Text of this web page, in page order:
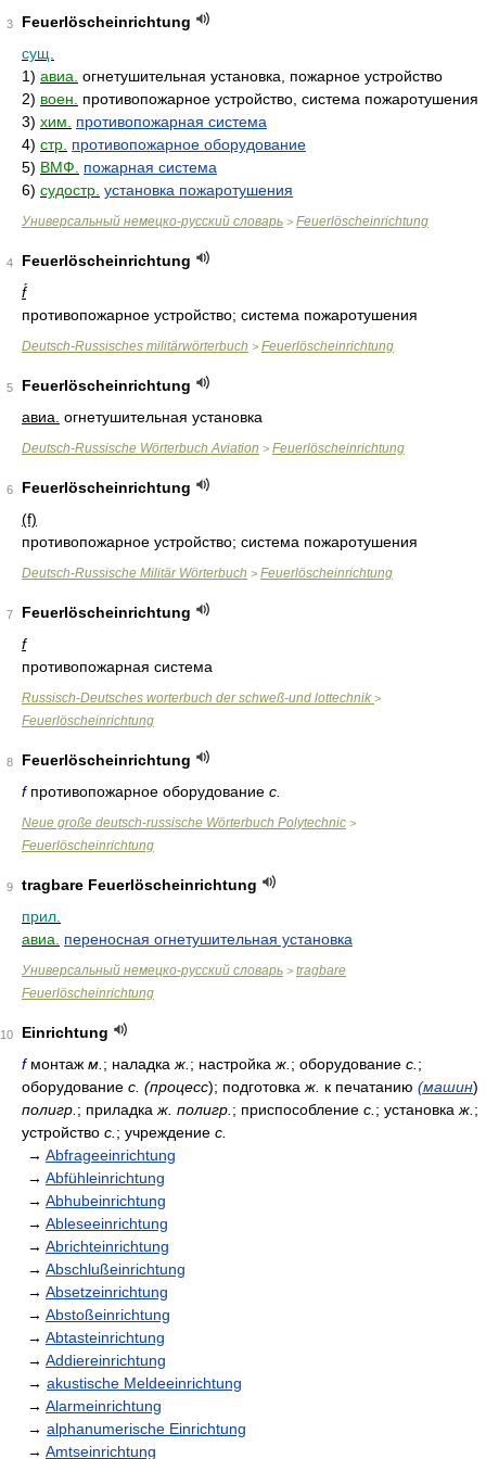
3
Feuerlöscheinrichtung
сущ.
1) авиа. огнетушительная установка, пожарное устройство
2) воен.
противопожарное устройство, система пожаротушения
3) хим.
противопожарная система
4) стр. противопожарное оборудование
5) ВМФ.
пожарная система
6) судостр. установка пожаротушения
Универсальный немецко-русский словарь > Feuerlöscheinrichtung
4
Feuerlöscheinrichtung
f́
противопожарное устройство; система пожаротушения
Deutsch-Russisches militärwörterbuch > Feuerlöscheinrichtung
5
Feuerlöscheinrichtung
авиа. огнетушительная установка
Deutsch-Russische Wörterbuch Aviation > Feuerlöscheinrichtung
6
Feuerlöscheinrichtung
(f)
противопожарное устройство; система пожаротушения
Deutsch-Russische Militär Wörterbuch > Feuerlöscheinrichtung
7
Feuerlöscheinrichtung
f
противопожарная система
Russisch-Deutsches worterbuch der schweß-und lottechnik >
Feuerlöscheinrichtung
8
Feuerlöscheinrichtung
fпротивопожарное оборудование с.
Neue große deutsch-russische Wörterbuch Polytechnic >
Feuerlöscheinrichtung
9
tragbare Feuerlöscheinrichtung
прил.
авиа.
переносная огнетушительная установка
Универсальный немецко-русский словарь > tragbare
Feuerlöscheinrichtung
10
Einrichtung
fмонтаж м. ; наладка ж. ; настройка ж. ; оборудование с. ;
оборудование с. (процесс); подготовка ж. к печатанию (машин)
полигр. ; приладка ж. полигр. ; приспособление с. ; установка ж. ;
устройство с. ; учреждение с.
→ Abfrageeinrichtung
→ Abfühleinrichtung
→ Abhubeinrichtung
→ Ableseeinrichtung
→ Abrichteinrichtung
→ Abschlußeinrichtung
→ Absetzeinrichtung
→ Abstoßeinrichtung
→ Abtasteinrichtung
→ Addiereinrichtung
→ akustische Meldeeinrichtung
→ Alarmeinrichtung
→ alphanumerische Einrichtung
→ Amtseinrichtung